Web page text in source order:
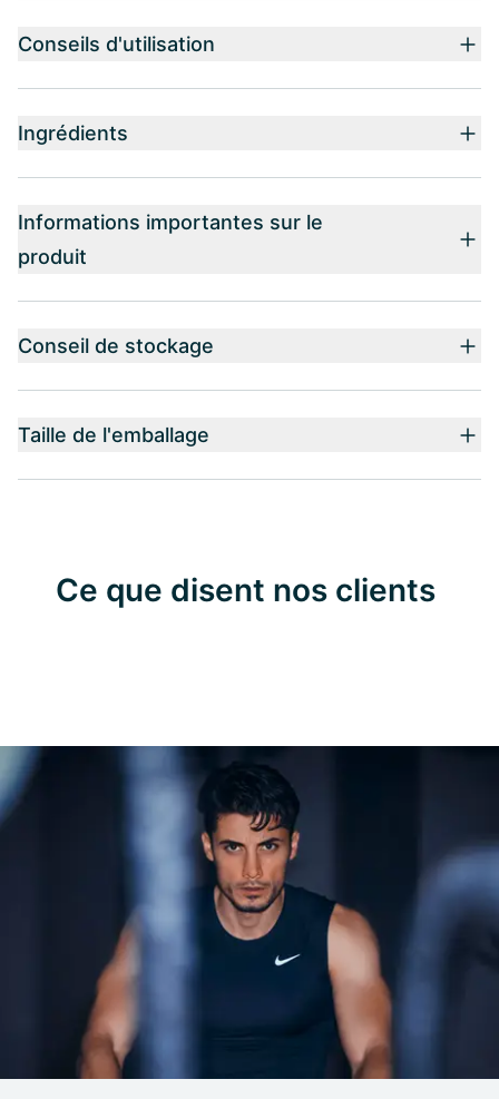
Conseils d'utilisation
Ingrédients
Informations importantes sur le
produit
Conseil de stockage
Taille de l'emballage
Ce que disent nos clients